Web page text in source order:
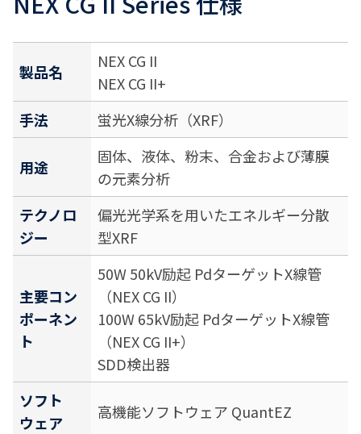
製品名
NEX CG II
NEX CG II+
手法
蛍光X線分析（XRF）
用途
固体、液体、粉末、合金および薄膜
の元素分析
テクノロ
ジー
偏光光学系を用いたエネルギー分散
型XRF
主要コン
ポーネン
ト
50W 50kV励起 PdターゲットX線管
（NEX CG II）
100W 65kV励起 PdターゲットX線管
（NEX CG II+）
SDD検出器
ソフト
ウェア
高機能ソフトウェア QuantEZ